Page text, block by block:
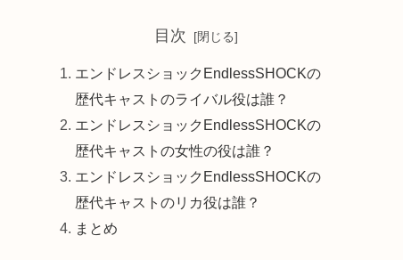
目次
エンドレスショックEndlessSHOCKの
歴代キャストのライバル役は誰？
エンドレスショックEndlessSHOCKの
歴代キャストの女性の役は誰？
エンドレスショックEndlessSHOCKの
歴代キャストのリカ役は誰？
まとめ